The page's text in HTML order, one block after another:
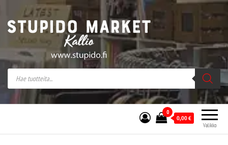
Stupido Market – verkossa ja kivijalassa
Stupido Market on vaihtoehtomusaan
erikoistunut verkko- sekä
kivijalkakauppa Helsingissä Kallion
sydämessä.
Valikko
0
0,00€